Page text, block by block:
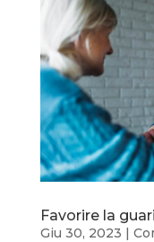
Favorire la
Giu 30, 2023 |